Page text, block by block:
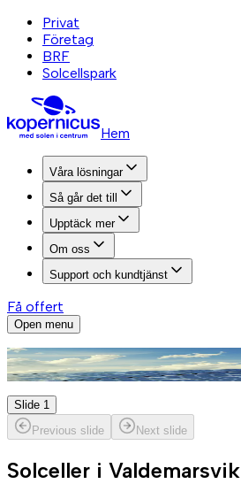
Privat
Företag
BRF
Solcellspark
Hem
Våra lösningar
Så går det till
Upptäck mer
Om oss
Support och kundtjänst
Få offert
Open menu
Slide 1
Previous slide
Next slide
Solceller i Valdemarsvik